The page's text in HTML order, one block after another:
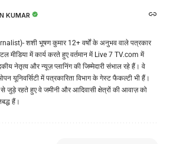
KUMAR
शशी भूषण कुमार 12+ वर्षों के अनुभव वाले पत्रकार
मीडिया में कार्य करते हुए वर्तमान में Live 7 TV.com में
नेतृत्व और न्यूज़ प्लानिंग की जिम्मेदारी संभाल रहे हैं। वे
यूनिवर्सिटी में पत्रकारिता विभाग के गेस्ट फैकल्टी भी हैं।
से जुड़े रहते हुए वे जमीनी और आदिवासी क्षेत्रों की आवाज़ को
हैं।